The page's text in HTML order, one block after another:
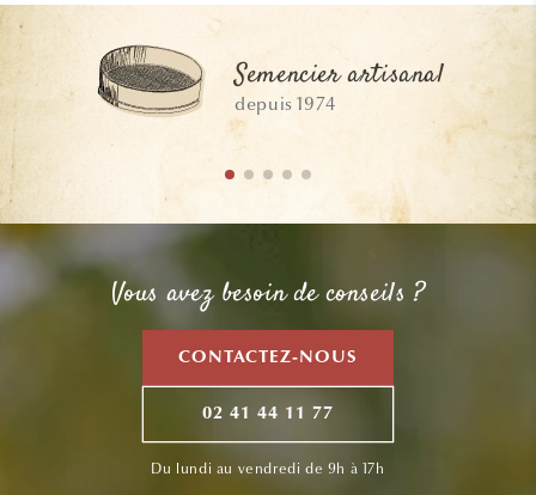
Semencier artisanal
depuis 1974
Vous avez besoin de conseils ?
CONTACTEZ-NOUS
02 41 44 11 77
Du lundi au vendredi de 9h à 17h